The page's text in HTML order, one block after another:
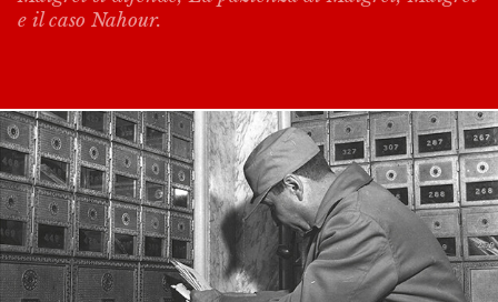
e il caso Nahour.